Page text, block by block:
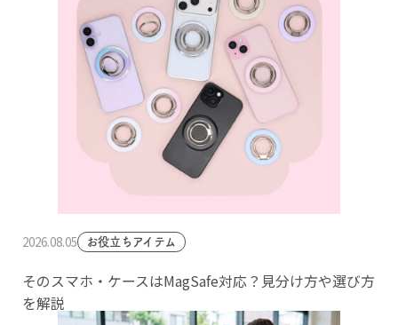
2026.08.05 お役立ちアイテム
そのスマホ・ケースはMagSafe対応？見分け方や選び方
を解説